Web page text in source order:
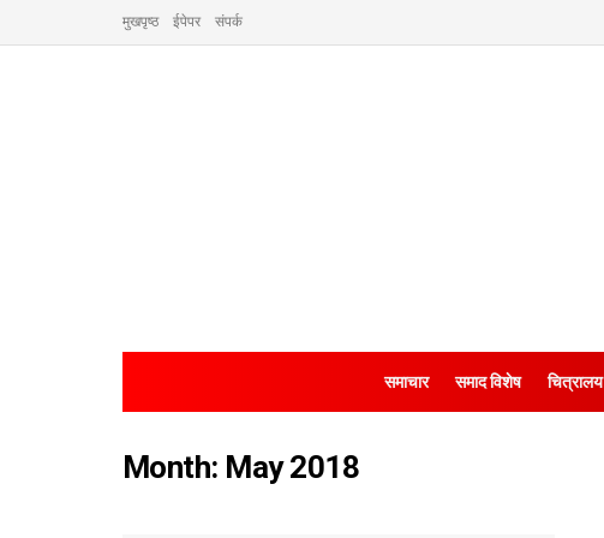
मुखपृष्ठ ईपेपर संपर्क
समाचार समाद विशेष चित्रालय
Month: May 2018